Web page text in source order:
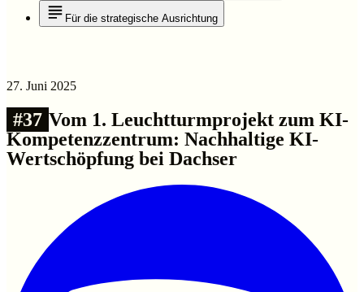
Für die strategische Ausrichtung
27. Juni 2025
#37 Vom 1. Leuchtturmprojekt zum KI-
Kompetenzzentrum: Nachhaltige KI-
Wertschöpfung bei Dachser